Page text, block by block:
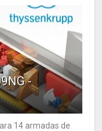
-
14 armadas de